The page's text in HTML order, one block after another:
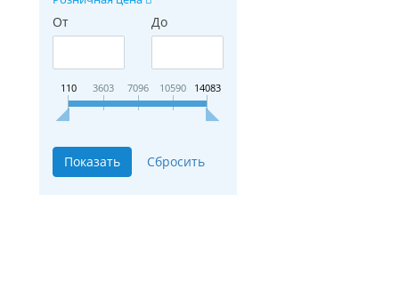
От До
110 3603 7096 10590 14083